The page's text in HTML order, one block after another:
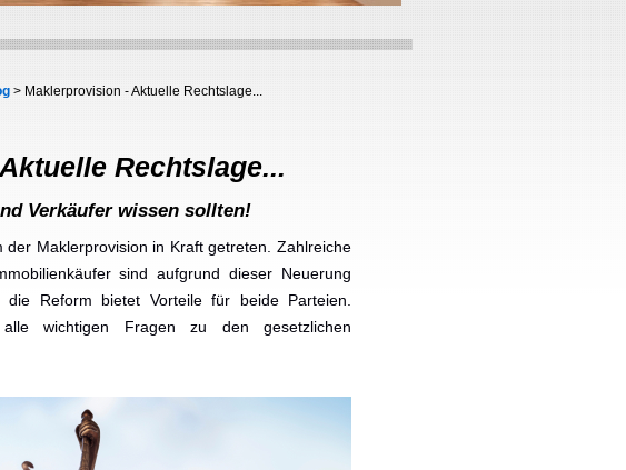
> Maklerprovision - Aktuelle Rechtslage...
Rechtslage...
Verkäufer wissen sollten!
Maklerprovision in Kraft getreten. Zahlreiche
sind aufgrund dieser Neuerung
Reform bietet Vorteile für beide Parteien.
wichtigen Fragen zu den gesetzlichen